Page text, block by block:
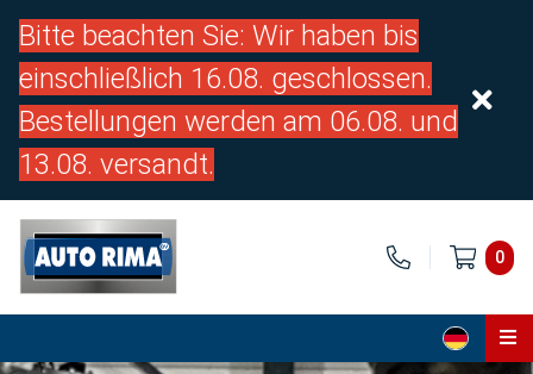
Bitte beachten Sie: Wir haben bis
einschließlich 16.08. geschlossen.
Bestellungen werden am 06.08. und
13.08. versandt.
0